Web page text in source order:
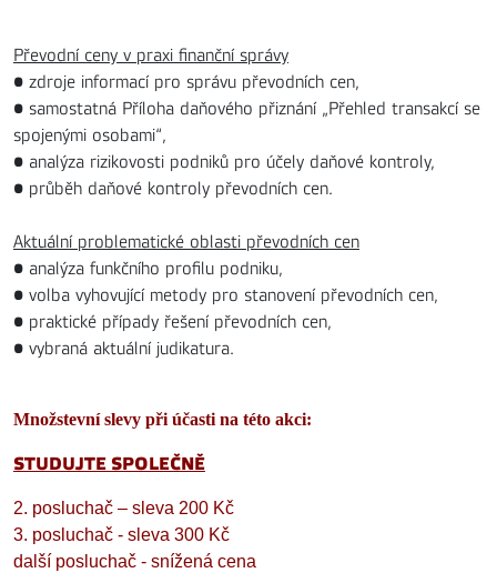
Převodní ceny v praxi finanční správy
• zdroje informací pro správu převodních cen,
• samostatná Příloha daňového přiznání „Přehled transakcí se
spojenými osobami“,
• analýza rizikovosti podniků pro účely daňové kontroly,
• průběh daňové kontroly převodních cen.
Aktuální problematické oblasti převodních cen
• analýza funkčního profilu podniku,
• volba vyhovující metody pro stanovení převodních cen,
• praktické případy řešení převodních cen,
• vybraná aktuální judikatura.
Množstevní slevy při účasti na této akci:
STUDUJTE SPOLEČNĚ
2. posluchač – sleva 200 Kč
3. posluchač - sleva 300 Kč
další posluchač - snížená cena